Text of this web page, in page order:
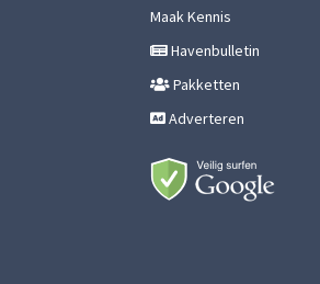
Maak Kennis
Havenbulletin
Pakketten
Adverteren